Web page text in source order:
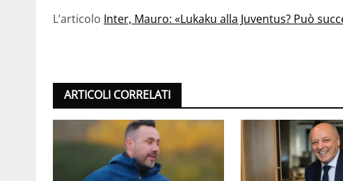
L’articolo Inter, Mauro: «Lukaku alla Juventus? Può
ARTICOLI CORRELATI